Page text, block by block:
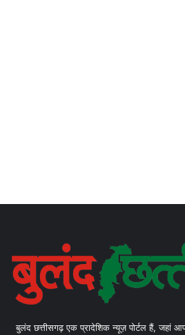
बुलंद छत्तीसगढ़ एक प्रादेशिक न्यूज़ पोर्टल हैं, जहां